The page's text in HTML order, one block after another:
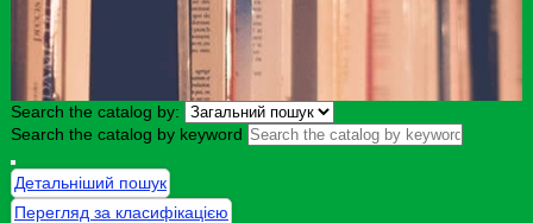
Search the catalog by:
Search the catalog by keyword
Детальніший пошук
Перегляд за класифікацією